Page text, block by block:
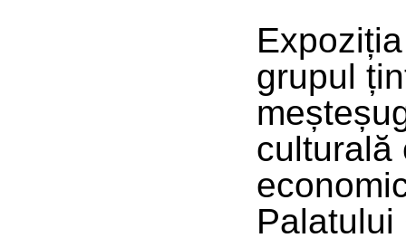
grupul
culturală
Palatului